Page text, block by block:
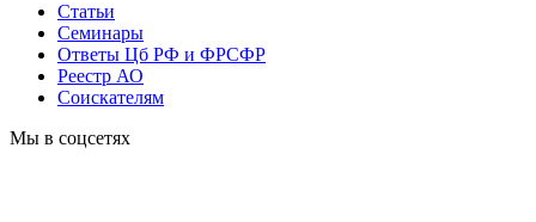
Статьи
Cеминары
Ответы Цб РФ и ФРСФР
Реестр АО
Соискателям
Мы в соцсетях